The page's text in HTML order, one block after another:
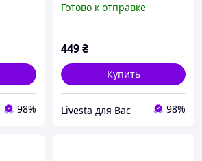
98%
Готово к отправке
449₴
Купить
Livesta для Вас 98%